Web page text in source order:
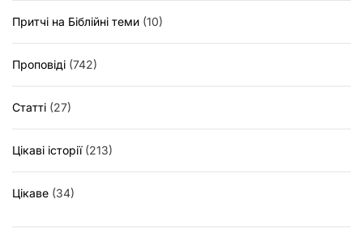
Притчі на Біблійні теми (10)
Проповіді (742)
Статті (27)
Цікаві історії(213)
Цікаве (34)